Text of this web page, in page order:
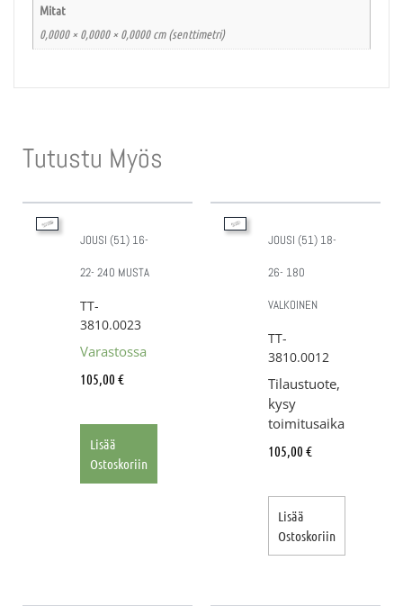
Mitat
0,0000 × 0,0000 × 0,0000 cm (senttimetri)
Tutustu Myös
JOUSI (51) 16-
22- 240 MUSTA
TT-
3810.0023
Varastossa
105,00 €
Lisää
Ostoskoriin
JOUSI (51) 18-
26- 180
VALKOINEN
TT-
3810.0012
Tilaustuote,
kysy
toimitusaika
105,00 €
Lisää
Ostoskoriin